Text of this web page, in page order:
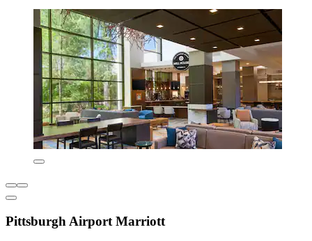
Pittsburgh Airport Marriott